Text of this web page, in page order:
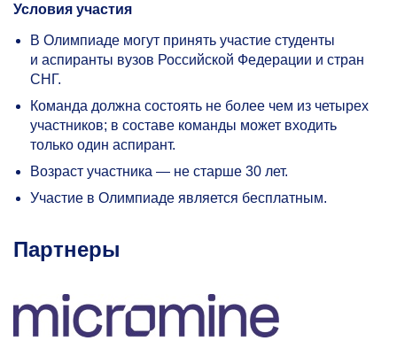
Условия участия
В Олимпиаде могут принять участие студенты
и аспиранты вузов Российской Федерации и стран
СНГ.
Команда должна состоять не более чем из четырех
участников; в составе команды может входить
только один аспирант.
Возраст участника — не старше 30 лет.
Участие в Олимпиаде является бесплатным.
Партнеры